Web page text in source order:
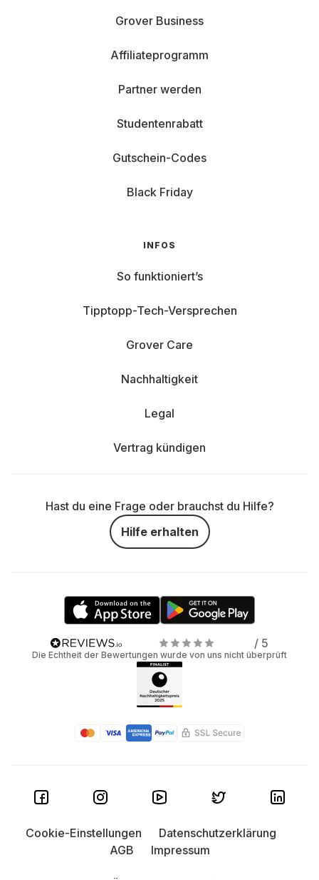
Grover Business
Affiliateprogramm
Partner werden
Studentenrabatt
Gutschein-Codes
Black Friday
INFOS
So funktioniert’s
Tipptopp-Tech-Versprechen
Grover Care
Nachhaltigkeit
Legal
Vertrag kündigen
Hast du eine Frage oder brauchst du Hilfe?
Hilfe erhalten
/ 5
Die Echtheit der Bewertungen wurde von uns nicht überprüft
Cookie-Einstellungen
Datenschutzerklärung
AGB
Impressum